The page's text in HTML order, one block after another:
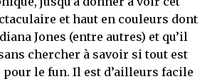
et haut en couleurs dont
Jones (entre autres) et qu’il
chercher à savoir si tout est
pour le fun. Il est d’ailleurs facile